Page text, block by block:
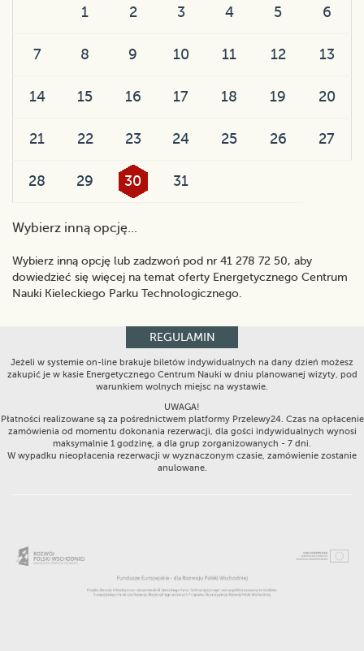
1 2 3 4 5 6
7 8 9 10 11 12 13
14 15 16 17 18 19 20
21 22 23 24 25 26 27
28 29 30 31
Wybierz inną opcję...
Wybierz inną opcję lub zadzwoń pod nr 41 278 72 50, aby
dowiedzieć się więcej na temat oferty Energetycznego Centrum
Nauki Kieleckiego Parku Technologicznego.
REGULAMIN
Jeżeli w systemie on-line brakuje biletów indywidualnych na dany dzień możesz
zakupić je w kasie Energetycznego Centrum Nauki w dniu planowanej wizyty, pod
warunkiem wolnych miejsc na wystawie.
UWAGA!
Płatności realizowane są za pośrednictwem platformy Przelewy24. Czas na opłacenie
zamówienia od momentu dokonania rezerwacji, dla gości indywidualnych wynosi
maksymalnie 1 godzinę, a dla grup zorganizowanych - 7 dni.
W wypadku nieopłacenia rezerwacji w wyznaczonym czasie, zamówienie zostanie
anulowane.